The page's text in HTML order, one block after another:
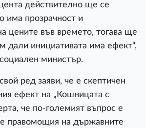
действително ще се
има прозрачност и
цените във времето, тогава ще
инициативата има ефект“,
министър.
ред заяви, че е скептичен
ефект на „Кошницата с
че по-големият въпрос е
правомощия на държавните